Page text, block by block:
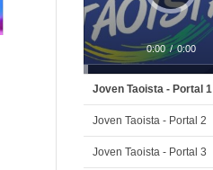
0:00 / 0:00
Joven Taoista - Portal 1
Joven Taoista - Portal 2
Joven Taoista - Portal 3